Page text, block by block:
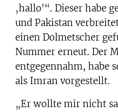
‚hallo'“. Dieser habe
und Pakistan
einen Dolmetscher
Nummer erneut. Der
entgegennahm, habe
als Imran vorgestellt.
„Er wollte mir nicht